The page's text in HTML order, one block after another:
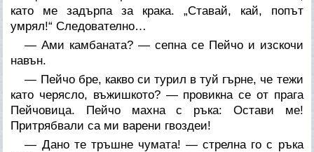
като ме задърпа за крака. „Ставай, кай, попът
умрял!“ Следователно…
— Ами камбаната? — сепна се Пейчо и изскочи
навън.
— Пейчо бре, какво си турил в туй гърне, че тежи
като черясло, въжишкото? — провикна се от прага
Пейчовица. Пейчо махна с ръка: Остави ме!
Притрябвали са ми варени гвоздеи!
— Дано те тръшне чумата! — стрелна го с ръка